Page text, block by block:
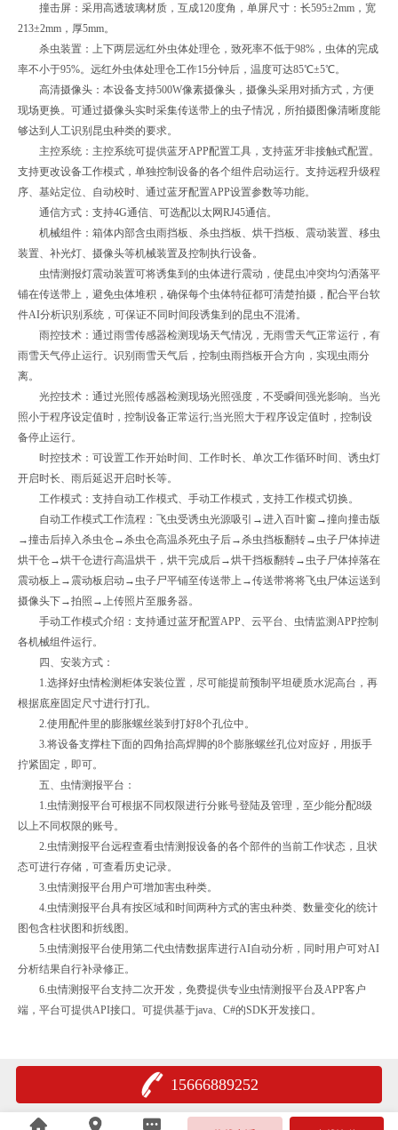
撞击屏：采用高透玻璃材质，互成120度角，单屏尺寸：长595±2mm，宽
213±2mm，厚5mm。
杀虫装置：上下两层远红外虫体处理仓，致死率不低于98%，虫体的完成
率不小于95%。远红外虫体处理仓工作15分钟后，温度可达85℃±5℃。
高清摄像头：本设备支持500W像素摄像头，摄像头采用对插方式，方便
现场更换。可通过摄像头实时采集传送带上的虫子情况，所拍摄图像清晰度能
够达到人工识别昆虫种类的要求。
主控系统：主控系统可提供蓝牙APP配置工具，支持蓝牙非接触式配置。
支持更改设备工作模式，单独控制设备的各个组件启动运行。支持远程升级程
序、基站定位、自动校时、通过蓝牙配置APP设置参数等功能。
通信方式：支持4G通信、可选配以太网RJ45通信。
机械组件：箱体内部含虫雨挡板、杀虫挡板、烘干挡板、震动装置、移虫
装置、补光灯、摄像头等机械装置及控制执行设备。
虫情测报灯震动装置可将诱集到的虫体进行震动，使昆虫冲突均匀洒落平
铺在传送带上，避免虫体堆积，确保每个虫体特征都可清楚拍摄，配合平台软
件AI分析识别系统，可保证不同时间段诱集到的昆虫不混淆。
雨控技术：通过雨雪传感器检测现场天气情况，无雨雪天气正常运行，有
雨雪天气停止运行。识别雨雪天气后，控制虫雨挡板开合方向，实现虫雨分
离。
光控技术：通过光照传感器检测现场光照强度，不受瞬间强光影响。当光
照小于程序设定值时，控制设备正常运行;当光照大于程序设定值时，控制设
备停止运行。
时控技术：可设置工作开始时间、工作时长、单次工作循环时间、诱虫灯
开启时长、雨后延迟开启时长等。
工作模式：支持自动工作模式、手动工作模式，支持工作模式切换。
自动工作模式工作流程：飞虫受诱虫光源吸引→进入百叶窗→撞向撞击版
→撞击后掉入杀虫仓→杀虫仓高温杀死虫子后→杀虫挡板翻转→虫子尸体掉进
烘干仓→烘干仓进行高温烘干，烘干完成后→烘干挡板翻转→虫子尸体掉落在
震动板上→震动板启动→虫子尸平铺至传送带上→传送带将将飞虫尸体运送到
摄像头下→拍照→上传照片至服务器。
手动工作模式介绍：支持通过蓝牙配置APP、云平台、虫情监测APP控制
各机械组件运行。
四、安装方式：
1.选择好虫情检测柜体安装位置，尽可能提前预制平坦硬质水泥高台，再
根据底座固定尺寸进行打孔。
2.使用配件里的膨胀螺丝装到打好8个孔位中。
3.将设备支撑柱下面的四角抬高焊脚的8个膨胀螺丝孔位对应好，用扳手
拧紧固定，即可。
五、虫情测报平台：
1.虫情测报平台可根据不同权限进行分账号登陆及管理，至少能分配8级
以上不同权限的账号。
2.虫情测报平台远程查看虫情测报设备的各个部件的当前工作状态，且状
态可进行存储，可查看历史记录。
3.虫情测报平台用户可增加害虫种类。
4.虫情测报平台具有按区域和时间两种方式的害虫种类、数量变化的统计
图包含柱状图和折线图。
5.虫情测报平台使用第二代虫情数据库进行AI自动分析，同时用户可对AI
分析结果自行补录修正。
6.虫情测报平台支持二次开发，免费提供专业虫情测报平台及APP客户
端，平台可提供API接口。可提供基于java、C#的SDK开发接口。
15666889252